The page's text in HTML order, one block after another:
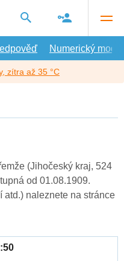
Numerický model
zítra až 35 °C
(Jihočeský kraj, 524
od 01.08.1909.
atd.) naleznete na stránce